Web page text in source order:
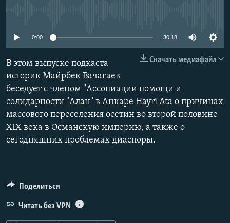
Все сайты РСЕ/РС
0:00 30:18
Скачать медиафайл
В этом выпуске подкаста
историк Майрбек Вачагаев
беседует с членом "Ассоциации помощи и
солидарности "Алан" в Анкаре Hayri Ata о причинах
массового переселения осетин во второй половине
XIX века в Османскую империю, а также о
сегодняшних проблемах диаспоры.
Поделиться
Читать без VPN